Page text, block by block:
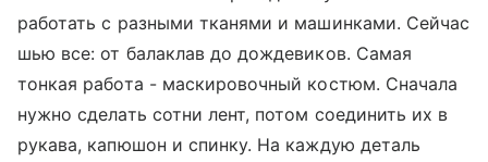
работать с разными тканями и машинками. Сейчас
шью все: от балаклав до дождевиков. Самая
тонкая работа - маскировочный костюм. Сначала
нужно сделать сотни лент, потом соединить их в
рукава, капюшон и спинку. На каждую деталь